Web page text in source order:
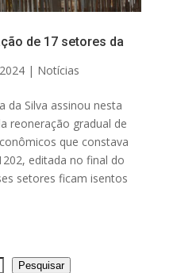
de 17 setores da
| Notícias
da Silva assinou nesta
reoneração gradual de
que constava
editada no final do
setores ficam isentos
Pesquisar